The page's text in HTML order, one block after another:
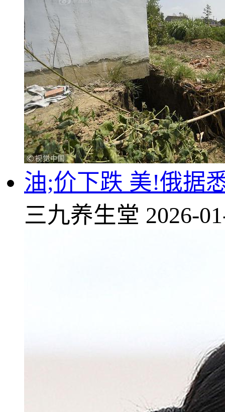
油;价下跌 美!俄据
三九养生堂 2026-